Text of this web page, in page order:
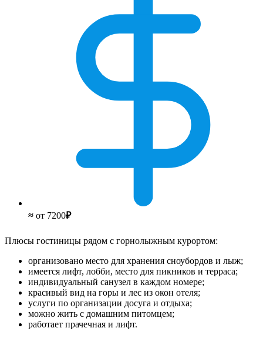
≈ от 7200₽
Плюсы гостиницы рядом с горнолыжным курортом:
организовано место для хранения сноубордов и лыж;
имеется лифт, лобби, место для пикников и терраса;
индивидуальный санузел в каждом номере;
красивый вид на горы и лес из окон отеля;
услуги по организации досуга и отдыха;
можно жить с домашним питомцем;
работает прачечная и лифт.